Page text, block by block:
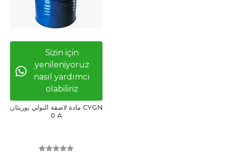
Sizin için
yenileniyoruz
nasıl yardımcı
olabiliriz
مادة لاصقة البولي يوريثان CYGN
0 A